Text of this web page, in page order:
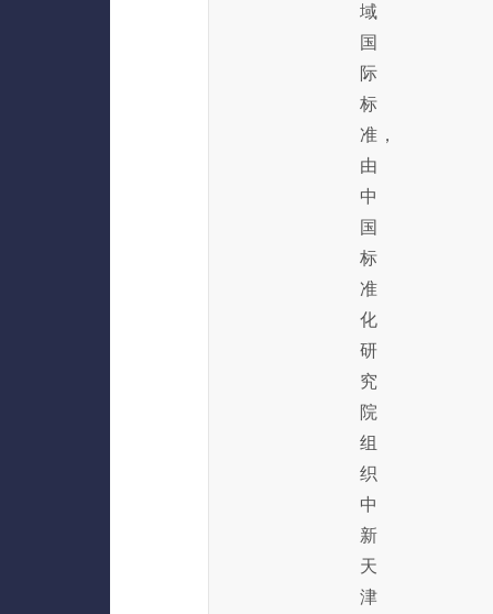
域
国
际
标
准，
由
中
国
标
准
化
研
究
院
组
织
中
新
天
津